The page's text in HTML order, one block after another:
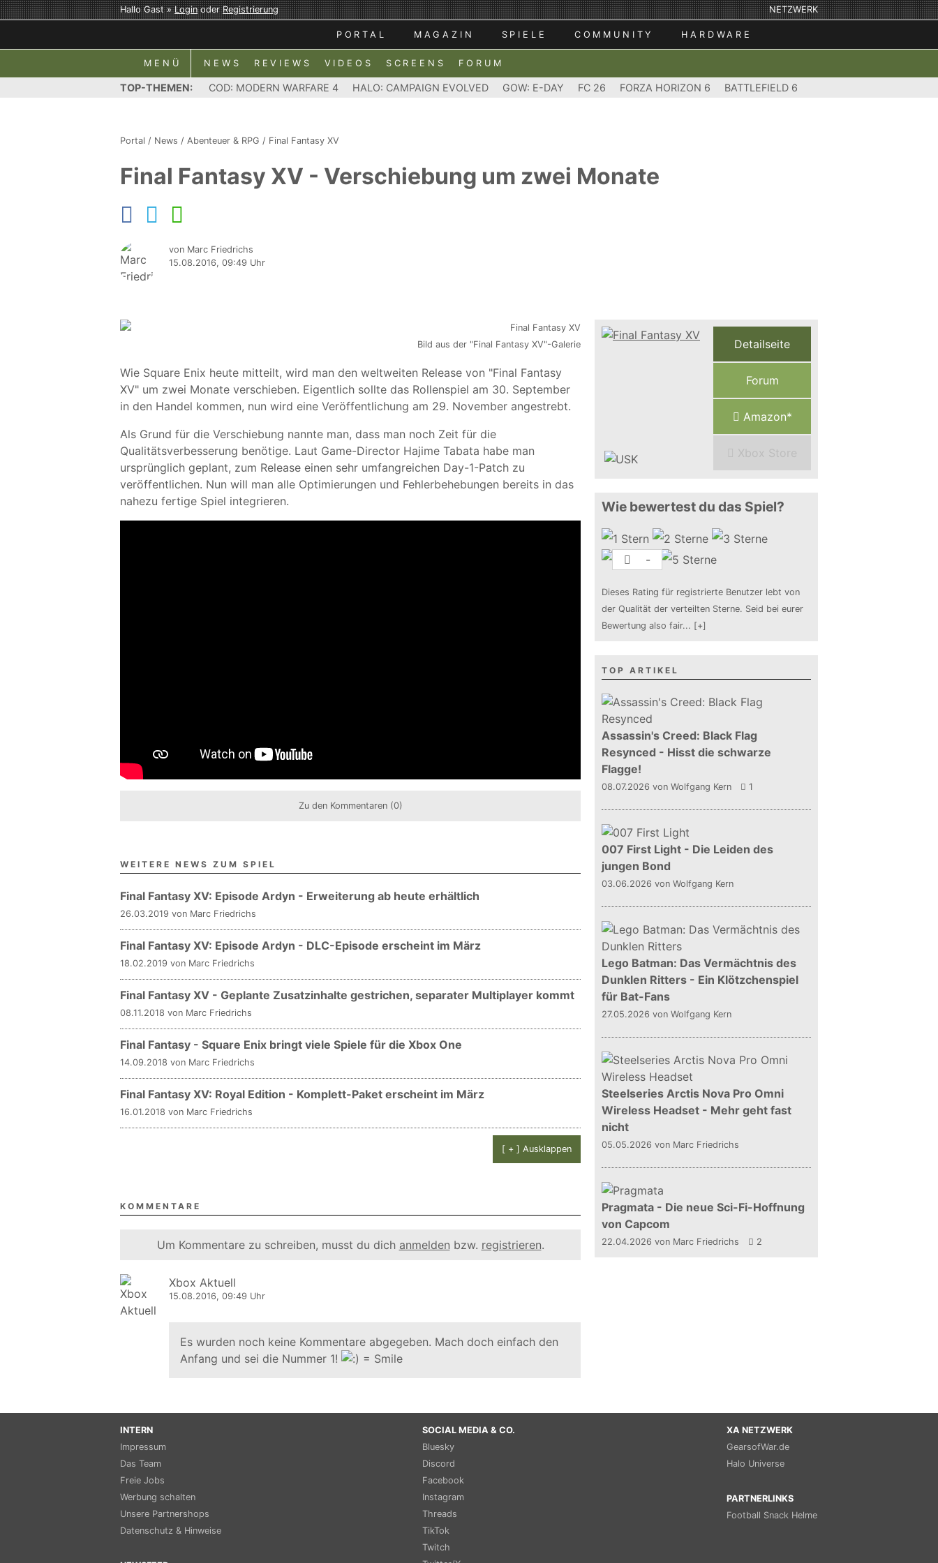
Hallo Gast »LoginoderRegistrierung NETZWERK
PORTAL MAGAZIN SPIELE COMMUNITY HARDWARE
MENÜ NEWS REVIEWS VIDEOS SCREENS FORUM
TOP-THEMEN: COD: MODERN WARFARE 4 HALO: CAMPAIGN EVOLVED GOW: E-DAY FC 26 FORZA HORIZON 6 BATTLEFIELD 6
Portal / News / Abenteuer & RPG / Final Fantasy XV
Final Fantasy XV - Verschiebung um zwei Monate
von Marc Friedrichs
15.08.2016, 09:49 Uhr
Bild aus der "Final Fantasy XV"-Galerie
Wie Square Enix heute mitteilt, wird man den weltweiten Release von "Final Fantasy
XV" um zwei Monate verschieben. Eigentlich sollte das Rollenspiel am 30. September
in den Handel kommen, nun wird eine Veröffentlichung am 29. November angestrebt.
Als Grund für die Verschiebung nannte man, dass man noch Zeit für die
Qualitätsverbesserung benötige. Laut Game-Director Hajime Tabata habe man
ursprünglich geplant, zum Release einen sehr umfangreichen Day-1-Patch zu
veröffentlichen. Nun will man alle Optimierungen und Fehlerbehebungen bereits in das
nahezu fertige Spiel integrieren.
Zu den Kommentaren (0)
WEITERE NEWS ZUM SPIEL
Final Fantasy XV: Episode Ardyn - Erweiterung ab heute erhältlich
26.03.2019 von Marc Friedrichs
Final Fantasy XV: Episode Ardyn - DLC-Episode erscheint im März
18.02.2019 von Marc Friedrichs
Final Fantasy XV - Geplante Zusatzinhalte gestrichen, separater Multiplayer kommt
08.11.2018 von Marc Friedrichs
Final Fantasy - Square Enix bringt viele Spiele für die Xbox One
14.09.2018 von Marc Friedrichs
Final Fantasy XV: Royal Edition - Komplett-Paket erscheint im März
16.01.2018 von Marc Friedrichs
[ + ] Ausklappen
KOMMENTARE
Um Kommentare zu schreiben, musst du dich anmelden bzw. registrieren.
Xbox Aktuell
15.08.2016, 09:49 Uhr
Es wurden noch keine Kommentare abgegeben. Mach doch einfach den
Anfang und sei die Nummer 1!
Detailseite
Forum
Amazon*
Xbox Store
Wie bewertest du das Spiel?
-
Dieses Rating für registrierte Benutzer lebt von
der Qualität der verteilten Sterne. Seid bei eurer
Bewertung also fair... [+]
TOP ARTIKEL
Assassin's Creed: Black Flag
Resynced - Hisst die schwarze
Flagge!
08.07.2026 von Wolfgang Kern 1
007 First Light - Die Leiden des
jungen Bond
03.06.2026 von Wolfgang Kern
Lego Batman: Das Vermächtnis des
Dunklen Ritters - Ein Klötzchenspiel
für Bat-Fans
27.05.2026 von Wolfgang Kern
Steelseries Arctis Nova Pro Omni
Wireless Headset - Mehr geht fast
nicht
05.05.2026 von Marc Friedrichs
Pragmata - Die neue Sci-Fi-Hoffnung
von Capcom
22.04.2026 von Marc Friedrichs 2
INTERN
Impressum
Das Team
Freie Jobs
Werbung schalten
Unsere Partnershops
Datenschutz & Hinweise
SOCIAL MEDIA & CO.
Bluesky
Discord
Facebook
Instagram
Threads
TikTok
Twitch
XA NETZWERK
GearsofWar.de
Halo Universe
PARTNERLINKS
Football Snack Helme